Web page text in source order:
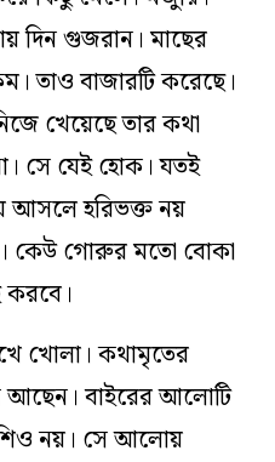
দিন গুজরান। মাছের
তাও বাজারটি করেছে।
খেয়েছে তার কথা
সে যেই হোক। যতই
আসলে হরিভক্ত নয়
কেউ গোরুর মতো বোকা
খোলা। কথামৃতের
আছেন। বাইরের আলোটি
নয়। সে আলোয়